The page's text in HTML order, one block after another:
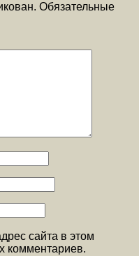
Обязательные
сайта в этом
комментариев.